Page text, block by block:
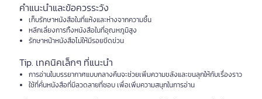
คำแนะนำและข้อควรระวัง
เก็บรักษาหนังสือในที่แห้งและห่างจากความชื้น
หลีกเลี่ยงการทิ้งหนังสือในที่อุณหภูมิสูง
รักษาหน้าหนังสือไม่ให้มีรอยขีดข่วน
Tip. เทคนิคเล็กๆ ที่แนะนำ
การอ่านในบรรยากาศแบบกลางคืนจะช่วยเพิ่มความขลังและขนลุกให้กับเรื่องราว
ใช้ที่คั่นหนังสือที่มีลวดลายที่ชอบ เพื่อเพิ่มความสนุกในการอ่าน